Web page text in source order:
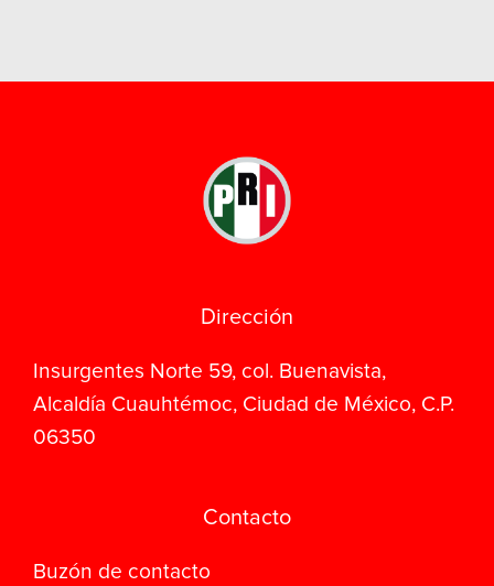
Dirección
Insurgentes Norte 59, col. Buenavista,
Alcaldía Cuauhtémoc, Ciudad de México, C.P.
06350
Contacto
Buzón de contacto